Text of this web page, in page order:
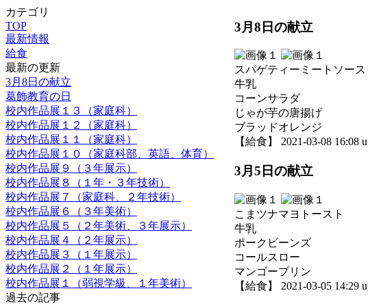
カテゴリ
TOP
最新情報
給食
最新の更新
3月8日の献立
葛飾教育の日
校内作品展１３（家庭科）
校内作品展１２（家庭科）
校内作品展１１（家庭科）
校内作品展１０（家庭科部、英語、体育）
校内作品展９（３年展示）
校内作品展８（１年・３年技術）
校内作品展７（家庭科、２年技術）
校内作品展６（３年美術）
校内作品展５（２年美術、３年展示）
校内作品展４（２年展示）
校内作品展３（１年展示）
校内作品展２（１年展示）
校内作品展１（弱視学級、１年美術）
過去の記事
3月8日の献立
スパゲティーミートソース
牛乳
コーンサラダ
じゃが芋の唐揚げ
ブラッドオレンジ
【給食】 2021-03-08 16:08
3月5日の献立
こまツナマヨトースト
牛乳
ポークビーンズ
コールスロー
マンゴープリン
【給食】 2021-03-05 14:29